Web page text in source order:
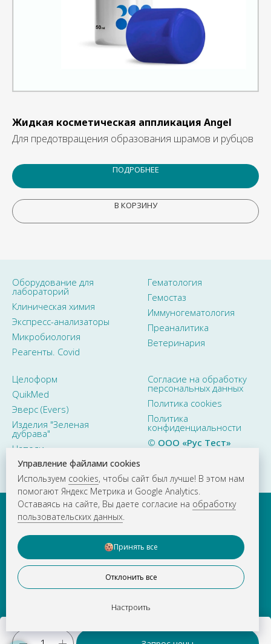
Жидкая косметическая аппликация Angel
Для предотвращения образования шрамов и рубцов
ПОДРОБНЕЕ
В КОРЗИНУ
Оборудование для
лабораторий
Клиническая химия
Экспресс-анализаторы
Микробиология
Реагенты. Covid
Гематология
Гемостаз
Иммуногематология
Преаналитика
Ветеринария
Целоформ
QuikMed
Эверс (Evers)
Изделия "Зеленая
дубрава"
Наполи
Согласие на обработку
персональных данных
Политика cookies
Политика
конфиденциальности
© ООО «Рус Тест»
2015–2026. Все права
ВАКАНСИИ
e-mail:info@rustestlab.ru
Управление файлами cookies
Используем cookies, чтобы сайт был лучше! В этом нам
помогают Яндекс Метрика и Google Analytics.
Оставаясь на сайте, Вы даете согласие на обработку
пользовательских данных.
Принять все
Отклонить все
Настроить